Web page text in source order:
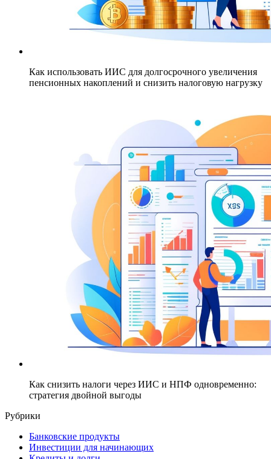
Как использовать ИИС для долгосрочного увеличения
пенсионных накоплений и снизить налоговую нагрузку
Как снизить налоги через ИИС и НПФ одновременно:
стратегия двойной выгоды
Рубрики
Банковские продукты
Инвестиции для начинающих